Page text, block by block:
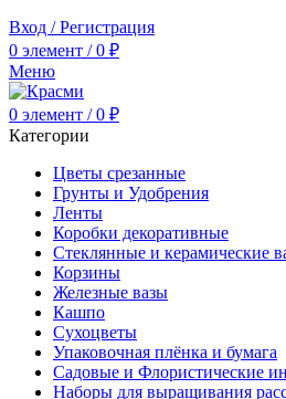
Вход / Регистрация
0 элемент / 0 ₽
Меню
0 элемент / 0 ₽
Категории
Цветы срезанные
Грунты и Удобрения
Ленты
Коробки декоративные
Стеклянные и керамические
Корзины
Железные вазы
Кашпо
Сухоцветы
Упаковочная плёнка и бумага
Садовые и Флористические
Наборы для выращивания